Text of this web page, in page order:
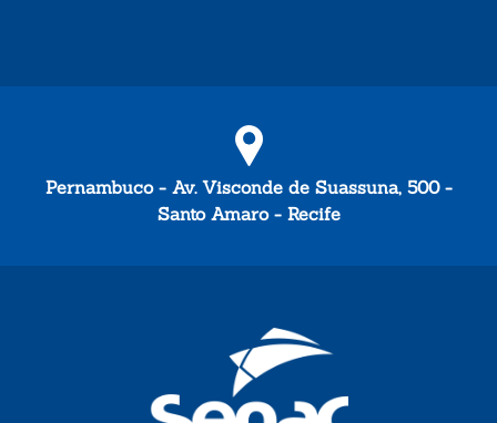
Pernambuco - Av. Visconde de Suassuna, 500 -
Santo Amaro - Recife